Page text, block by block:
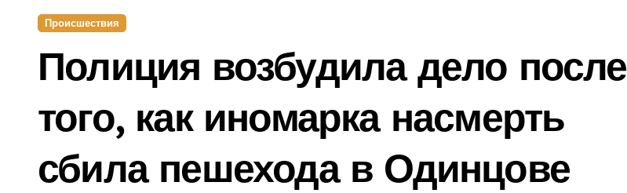
Происшествия
Полиция возбудила дело после
того, как иномарка насмерть
сбила пешехода в Одинцове